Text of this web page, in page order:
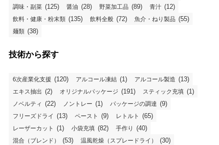
調味・副菜 (125) 醤油 (28) 野菜加工品 (89) 青汁 (12)
飲料・健康・粉末類 (135) 飲料全般 (72) 魚介・ねり製品 (55)
麺類 (38)
技術から探す
6次産業化支援 (120) アルコール凍結 (1) アルコール製造 (13)
エキス抽出 (2) オリジナルパッケージ (191) スティック充填 (1)
ノベルティ (22) ノントレー (1) パッケージの調達 (9)
フリーズドライ (13) ペースト (9) レトルト (65)
レーザーカット (1) 小袋充填 (82) 手作り (40)
混合（ブレンド） (53) 温風乾燥（スプレードライ） (30)